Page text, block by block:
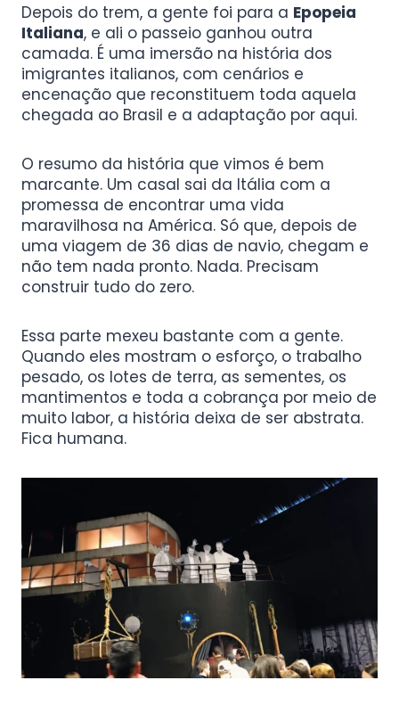
Depois do trem, a gente foi para a Epopeia
Italiana, e ali o passeio ganhou outra
camada. É uma imersão na história dos
imigrantes italianos, com cenários e
encenação que reconstituem toda aquela
chegada ao Brasil e a adaptação por aqui.
O resumo da história que vimos é bem
marcante. Um casal sai da Itália com a
promessa de encontrar uma vida
maravilhosa na América. Só que, depois de
uma viagem de 36 dias de navio, chegam e
não tem nada pronto. Nada. Precisam
construir tudo do zero.
Essa parte mexeu bastante com a gente.
Quando eles mostram o esforço, o trabalho
pesado, os lotes de terra, as sementes, os
mantimentos e toda a cobrança por meio de
muito labor, a história deixa de ser abstrata.
Fica humana.